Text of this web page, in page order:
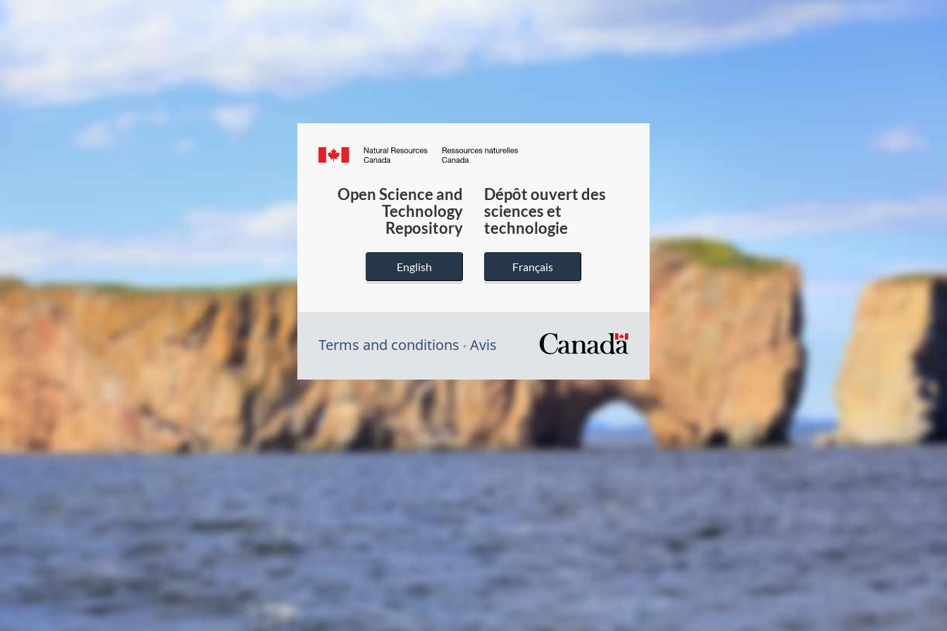
Canada.ca
du
Canada
Open Science and
Technology
Repository
English
Dépôt ouvert des
sciences et
technologie
Français
Terms and conditions Avis
/
du
gouvernement
du